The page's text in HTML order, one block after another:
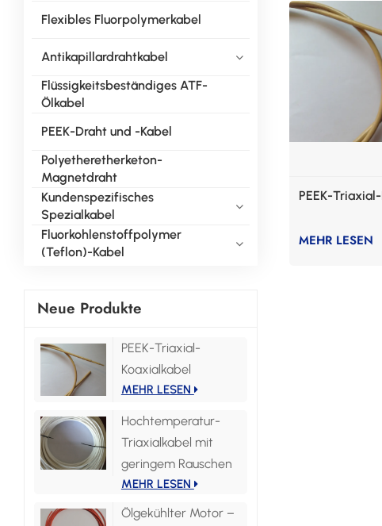
Flexibles Fluorpolymerkabel
Antikapillardrahtkabel
Flüssigkeitsbeständiges ATF-
Ölkabel
PEEK-Draht und -Kabel
Polyetheretherketon-
Magnetdraht
Kundenspezifisches
Spezialkabel
Fluorkohlenstoffpolymer
(Teflon)-Kabel
Neue Produkte
PEEK-Triaxial-
Koaxialkabel
MEHR LESEN
Hochtemperatur-
Triaxialkabel mit
geringem Rauschen
MEHR LESEN
Ölgekühlter Motor –
PEEK-
MEHR LESEN